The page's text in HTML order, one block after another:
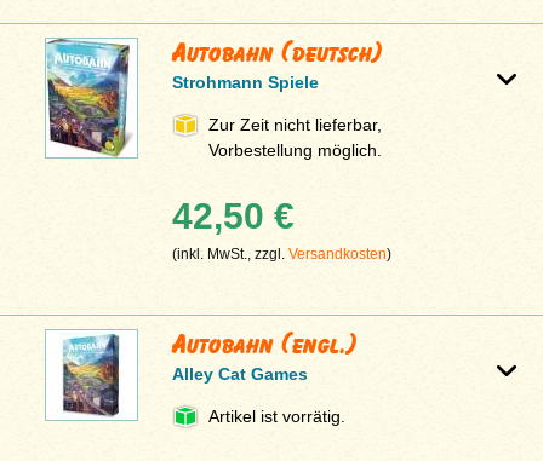
Autobahn (deutsch)
Strohmann Spiele
Zur Zeit nicht lieferbar,
Vorbestellung möglich.
42,50 €
(inkl. MwSt., zzgl.Versandkosten)
Autobahn (engl.)
Alley Cat Games
Artikel ist vorrätig.